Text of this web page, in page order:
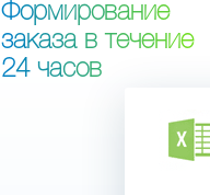
Формирование
заказа в течение
24 часов